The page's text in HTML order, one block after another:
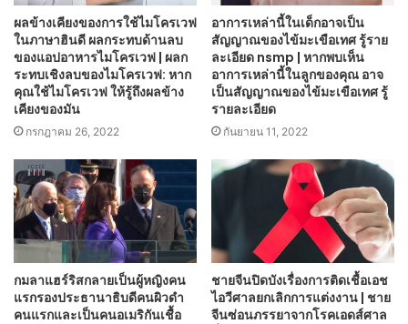
ผลข้างเคียงของการใช้ไมโครเวฟ
ในภาษาฮินดี ผลกระทบด้านลบ
ของแอปอาหารไมโครเวฟ | ผลก
ระทบเชิงลบของไมโครเวฟ: หาก
คุณใช้ไมโครเวฟ ให้รู้ถึงผลข้าง
เคียงของมัน
กรกฎาคม 26, 2022
อาการเหล่านี้ในเด็กอาจเป็น
สัญญาณของไข้มะเขือเทศ รู้ราย
ละเอียด nsmp | หากพบเห็น
อาการเหล่านี้ในลูกของคุณ อาจ
เป็นสัญญาณของไข้มะเขือเทศ รู้
รายละเอียด
กันยายน 11, 2022
กมลาแฮร์ริสกลายเป็นผู้หญิงคน
แรกรองประธานาธิบดีคนผิวดำ
คนแรกและเป็นคนอเมริกันเชื้อ
ชายจีนปิดบังเรื่องการติดเชื้อเอช
ไอวีศาลยกเลิกการแต่งงาน | ชาย
จีนซ่อนภรรยาจากโรคเอดส์ศาล